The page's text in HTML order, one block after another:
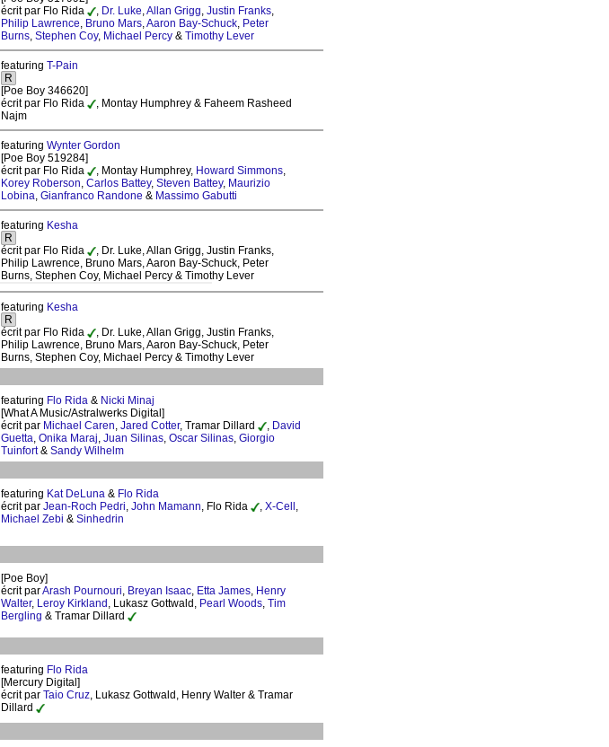
écrit par Flo Rida
Dr. Luke Allan Grigg Justin Franks
Philip Lawrence Bruno Mars Aaron Bay-Schuck Peter
Burns Stephen Coy, Michael Percy & Timothy Lever
featuring T-Pain
R
[Poe Boy 346620]
écrit par Flo Rida
, Montay Humphrey & Faheem Rasheed
Najm
featuring Wynter Gordon
[Poe Boy 519284]
écrit par Flo Rida
, Montay Humphrey, Howard Simmons
Korey Roberson Carlos Battey, Steven Battey, Maurizio
Lobina Gianfranco Randone & Massimo Gabutti
featuring Kesha
R
écrit par Flo Rida
, Dr. Luke, Allan Grigg, Justin Franks,
Philip Lawrence, Bruno Mars, Aaron Bay-Schuck, Peter
Burns, Stephen Coy, Michael Percy & Timothy Lever
featuring Kesha
R
écrit par Flo Rida
, Dr. Luke, Allan Grigg, Justin Franks,
Philip Lawrence, Bruno Mars, Aaron Bay-Schuck, Peter
Burns, Stephen Coy, Michael Percy & Timothy Lever
featuring Flo Rida & Nicki Minaj
[What A Music/Astralwerks Digital]
écrit par Michael Caren Jared Cotter, Tramar Dillard
David
Guetta Onika Maraj Juan Silinas Oscar Silinas Giorgio
Tuinfort& Sandy Wilhelm
featuring Kat DeLuna & Flo Rida
écrit par Jean-Roch Pedri John Mamann , Flo Rida X-Cell
Michael Zebi & Sinhedrin
[Poe Boy]
écrit parArash Pournouri Breyan Isaac Etta James Henry
Walter, Leroy Kirkland , Lukasz Gottwald, Pearl Woods Tim
Bergling & Tramar Dillard
featuring Flo Rida
[Mercury Digital]
écrit par Taio Cruz , Lukasz Gottwald, Henry Walter & Tramar
Dillard